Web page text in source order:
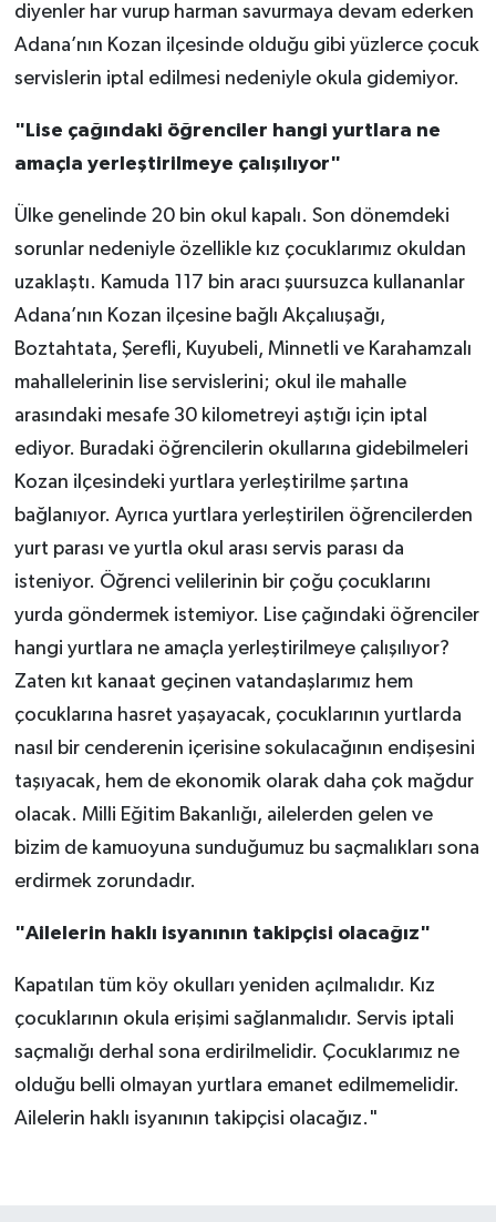
diyenler har vurup harman savurmaya devam ederken
Adana’nın Kozan ilçesinde olduğu gibi yüzlerce çocuk
servislerin iptal edilmesi nedeniyle okula gidemiyor.
"Lise çağındaki öğrenciler hangi yurtlara ne
amaçla yerleştirilmeye çalışılıyor"
Ülke genelinde 20 bin okul kapalı. Son dönemdeki
sorunlar nedeniyle özellikle kız çocuklarımız okuldan
uzaklaştı. Kamuda 117 bin aracı şuursuzca kullananlar
Adana’nın Kozan ilçesine bağlı Akçalıuşağı,
Boztahtata, Şerefli, Kuyubeli, Minnetli ve Karahamzalı
mahallelerinin lise servislerini; okul ile mahalle
arasındaki mesafe 30 kilometreyi aştığı için iptal
ediyor. Buradaki öğrencilerin okullarına gidebilmeleri
Kozan ilçesindeki yurtlara yerleştirilme şartına
bağlanıyor. Ayrıca yurtlara yerleştirilen öğrencilerden
yurt parası ve yurtla okul arası servis parası da
isteniyor. Öğrenci velilerinin bir çoğu çocuklarını
yurda göndermek istemiyor. Lise çağındaki öğrenciler
hangi yurtlara ne amaçla yerleştirilmeye çalışılıyor?
Zaten kıt kanaat geçinen vatandaşlarımız hem
çocuklarına hasret yaşayacak, çocuklarının yurtlarda
nasıl bir cenderenin içerisine sokulacağının endişesini
taşıyacak, hem de ekonomik olarak daha çok mağdur
olacak. Milli Eğitim Bakanlığı, ailelerden gelen ve
bizim de kamuoyuna sunduğumuz bu saçmalıkları sona
erdirmek zorundadır.
"Ailelerin haklı isyanının takipçisi olacağız"
Kapatılan tüm köy okulları yeniden açılmalıdır. Kız
çocuklarının okula erişimi sağlanmalıdır. Servis iptali
saçmalığı derhal sona erdirilmelidir. Çocuklarımız ne
olduğu belli olmayan yurtlara emanet edilmemelidir.
Ailelerin haklı isyanının takipçisi olacağız."